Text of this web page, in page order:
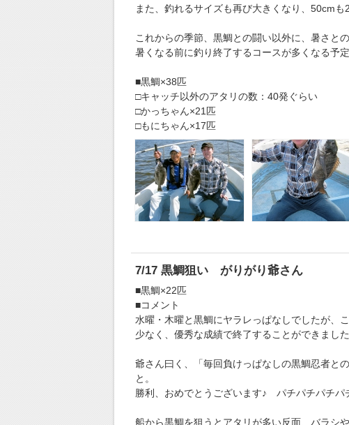
また、釣れるサイズも再び大きくなり、50cmも
これからの季節、黒鯛との闘い以外に、暑さと
暑くなる前に釣り終了するコースが多くなる予定
■黒鯛×38匹
□キャッチ以外のアタリの数：40発ぐらい
□かっちゃん×21匹
□もにちゃん×17匹
7/17 黒鯛狙い がりがり爺さん
■黒鯛×22匹
■コメント
水曜・木曜と黒鯛にヤラレっぱなしでしたが、
少なく、優秀な成績で終了することができました
爺さん曰く、「毎回負けっぱなしの黒鯛忍者と
と。
勝利、おめでとうございます♪ パチパチパチパ
船から黒鯛を狙うとアタリが多い反面、バラシ